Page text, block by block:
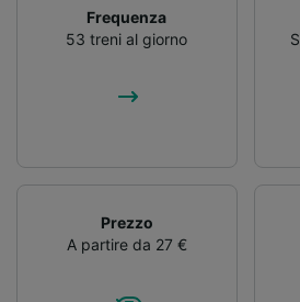
Frequenza
53 treni al giorno
Prezzo
A partire da 27 €